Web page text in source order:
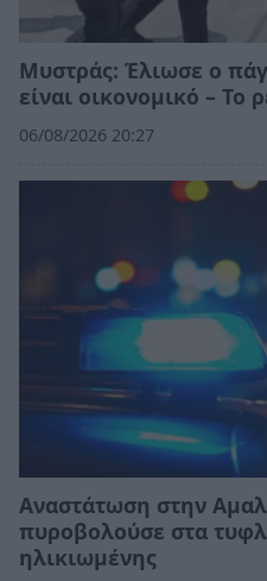
Μυστράς: Έλιωσε ο
είναι οικονομικό – Το
06/08/2026 20:27
Αναστάτωση στην
πυροβολούσε στα
ηλικιωμένης